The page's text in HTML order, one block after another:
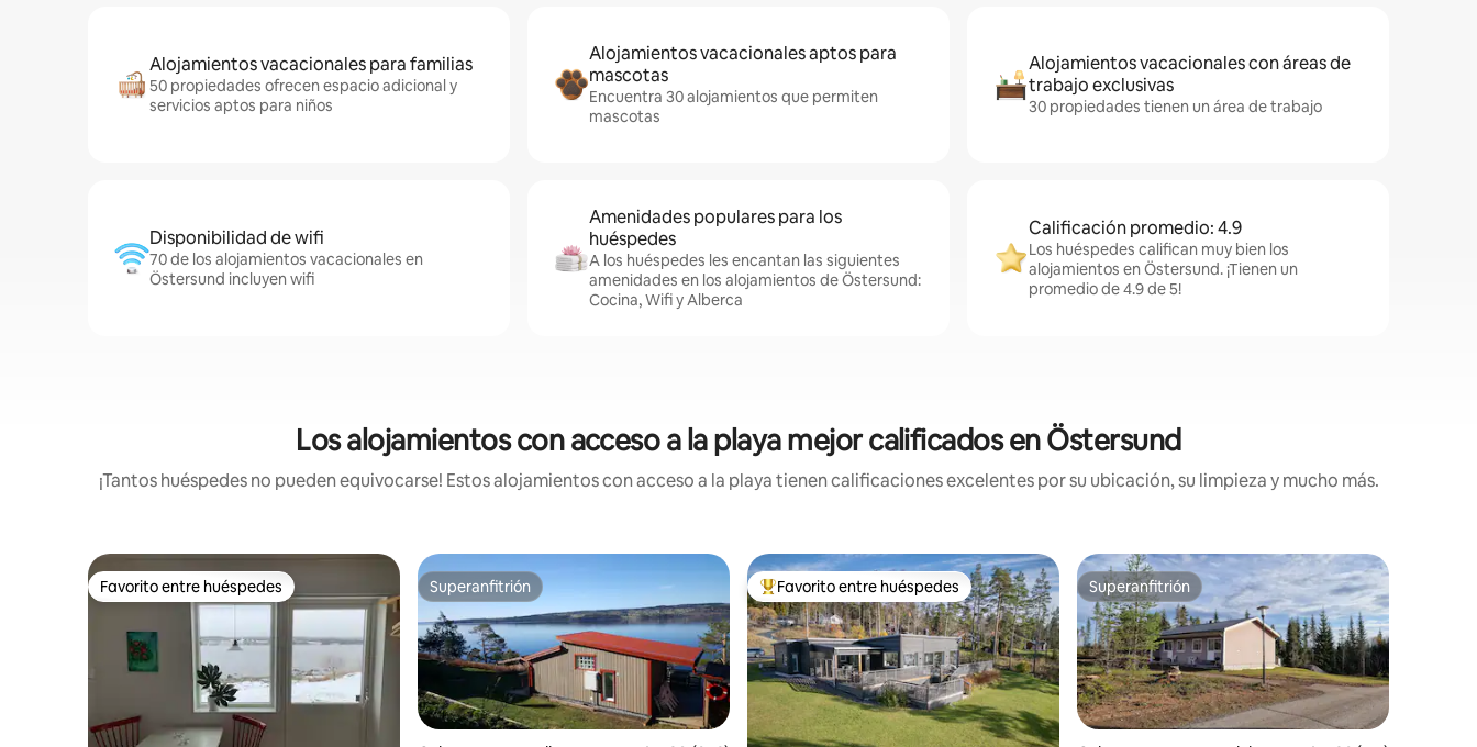
Alojamientos vacacionales para familias
50 propiedades ofrecen espacio adicional y
servicios aptos para niños
Alojamientos vacacionales aptos para
mascotas
Encuentra 30 alojamientos que permiten
mascotas
Alojamientos vacacionales con áreas de
trabajo exclusivas
30 propiedades tienen un área de trabajo
Disponibilidad de wifi
70 de los alojamientos vacacionales en
Östersund incluyen wifi
Amenidades populares para los
huéspedes
A los huéspedes les encantan las siguientes
amenidades en los alojamientos de Östersund:
Cocina, Wifi y Alberca
Calificación promedio: 4.9
Los huéspedes califican muy bien los
alojamientos en Östersund. ¡Tienen un
promedio de 4.9 de 5!
Los alojamientos con acceso a la playa mejor calificados en Östersund
¡Tantos huéspedes no pueden equivocarse! Estos alojamientos con acceso a la playa tienen calificaciones excelentes por su ubicación, su limpieza y mucho más.
Favorito entre huéspedes
Favorito entre huéspedes Superanfitrión
Superanfitrión De los mejores en Favorito entre huéspedes
Favorito entre huéspedes Superanfitrión
Superanfitrión